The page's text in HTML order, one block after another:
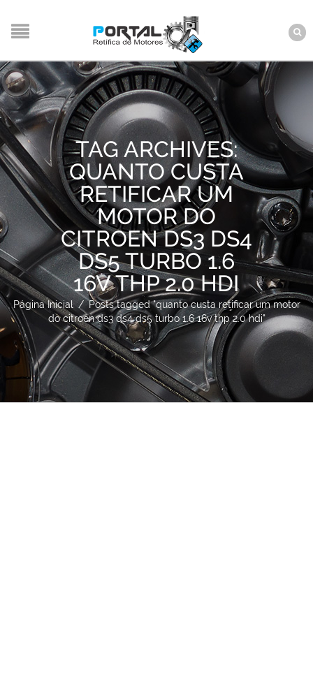
TAG ARCHIVES:
QUANTO CUSTA
RETIFICAR UM
MOTOR DO
CITROEN DS3 DS4
DS5 TURBO 1.6
16V THP 2.0 HDI
Página Inicial / Posts tagged "quanto custa retificar um motor
do citroen ds3 ds4 ds5 turbo 1.6 16v thp 2.0 hdi"